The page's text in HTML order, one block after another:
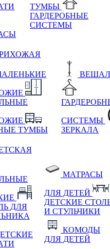
ТУМБЫ
ГАРДЕРОБНЫЕ
СИСТЕМЫ
ТУМБЫ
СИСТЕМЫ
ЗЕРКАЛА
ДЛЯ
МАТРАСЫ
ДЛЯ ДЕТЕЙ
ДЕТСКИЕ
И СТУЛЬЧИКИ
КОМОДЫ
ДЛЯ ДЕТЕЙ